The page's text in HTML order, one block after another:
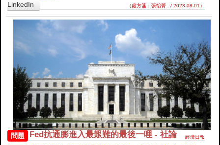
LinkedIn
（處方箋：張怡菁 . / 2023-08-01）
問題 Fed抗通膨進入最艱難的最後一哩 - 社論 經濟日報